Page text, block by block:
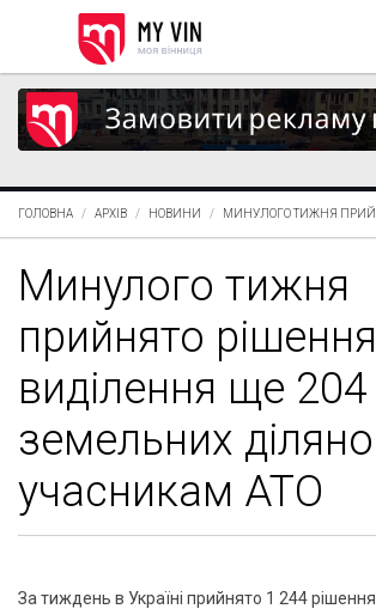
ГОЛОВНА АРХІВ НОВИНИ МИНУЛОГО ТИЖНЯ
Минулого тижня
прийнято
виділення ще 204
земельних
учасникам АТО
За тиждень в Україні прийнято 1 244